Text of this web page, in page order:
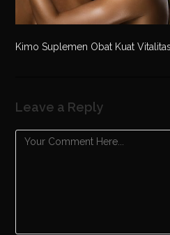
Kimo Suplemen Obat Kuat
Leave a Reply